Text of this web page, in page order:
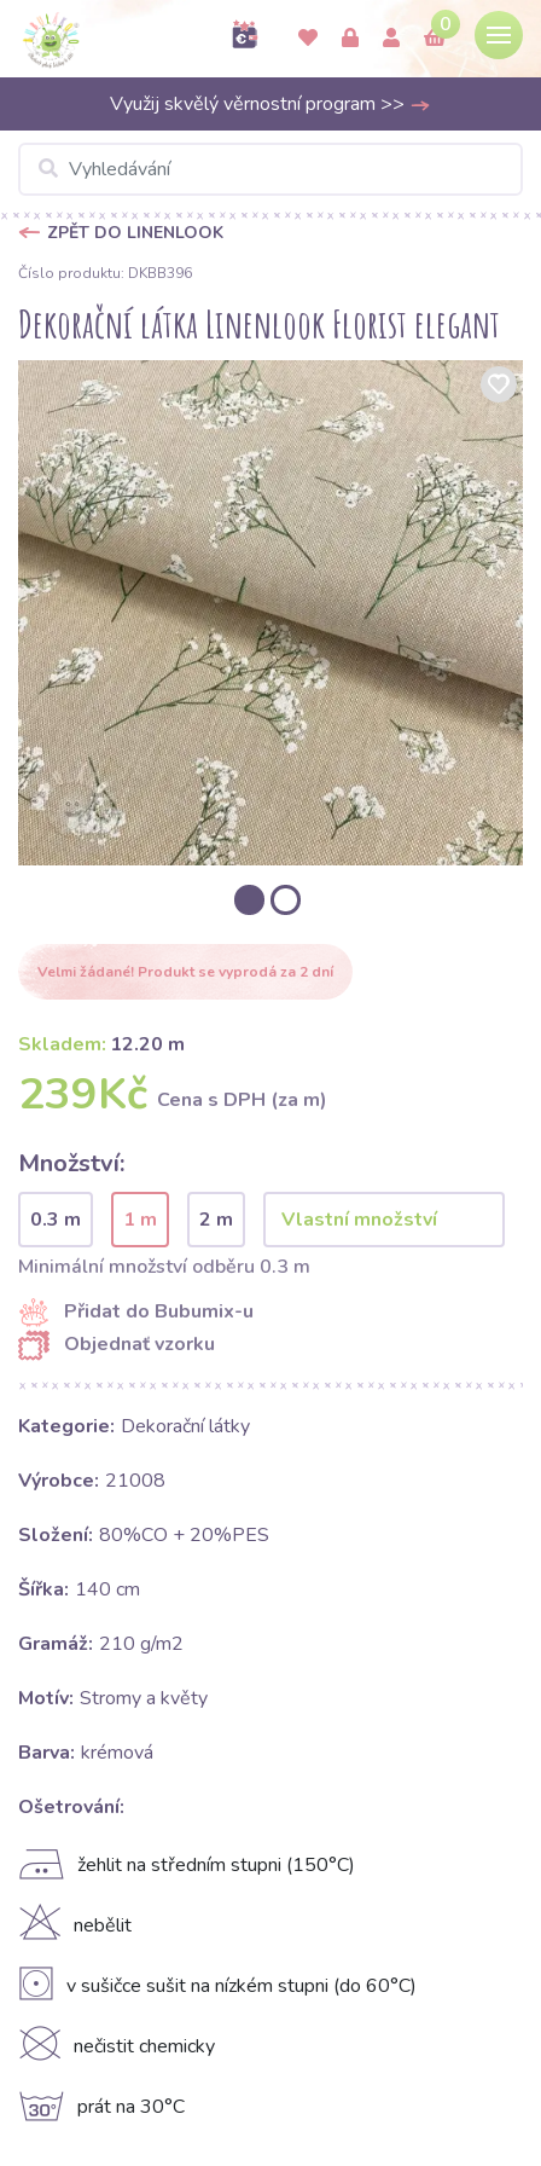
0
Využij skvělý věrnostní program >>
ZPĚT DO LINENLOOK
Číslo produktu: DKBB396
Dekorační látka Linenlook Florist elegant
Velmi žádané! Produkt se vyprodá za 2 dní
Skladem: 12.20 m
239Kč Cena s DPH (za m)
Množství:
0.3 m 1 m
2 m
Minimální množství odběru 0.3 m
Přidat do Bubumix-u
Objednať vzorku
Kategorie: Dekorační látky
Výrobce: 21008
Složení: 80%CO + 20%PES
Šířka: 140 cm
Gramáž: 210 g/m2
Motív: Stromy a květy
Barva: krémová
Ošetrování:
E žehlit na středním stupni (150°C)
H nebělit
V v sušičce sušit na nízkém stupni (do 60°C)
K nečistit chemicky
g prát na 30°C